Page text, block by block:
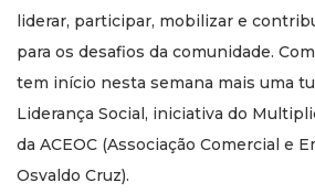
liderar, participar, mobilizar e
para os desafios da comunidade.
tem início nesta semana mais uma
Liderança Social, iniciativa do
da ACEOC (Associação Comercial e
Osvaldo Cruz).